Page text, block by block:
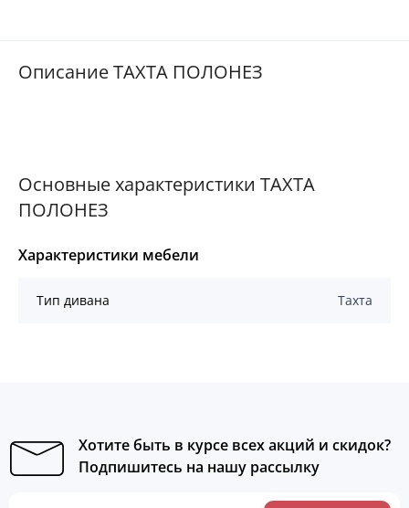
Описание ТАХТА ПОЛОНЕЗ
Основные характеристики ТАХТА
ПОЛОНЕЗ
Характеристики мебели
Тип дивана Тахта
Хотите быть в курсе всех акций и скидок?
Подпишитесь на нашу рассылку